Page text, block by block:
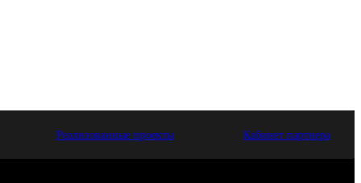
Реализованные проекты Кабинет партнера